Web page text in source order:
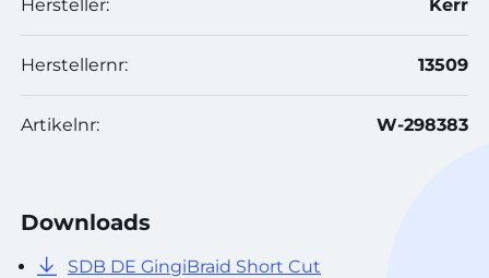
Hersteller: Kerr
Herstellernr: 13509
Artikelnr: W-298383
Downloads
SDB DE GingiBraid Short Cut